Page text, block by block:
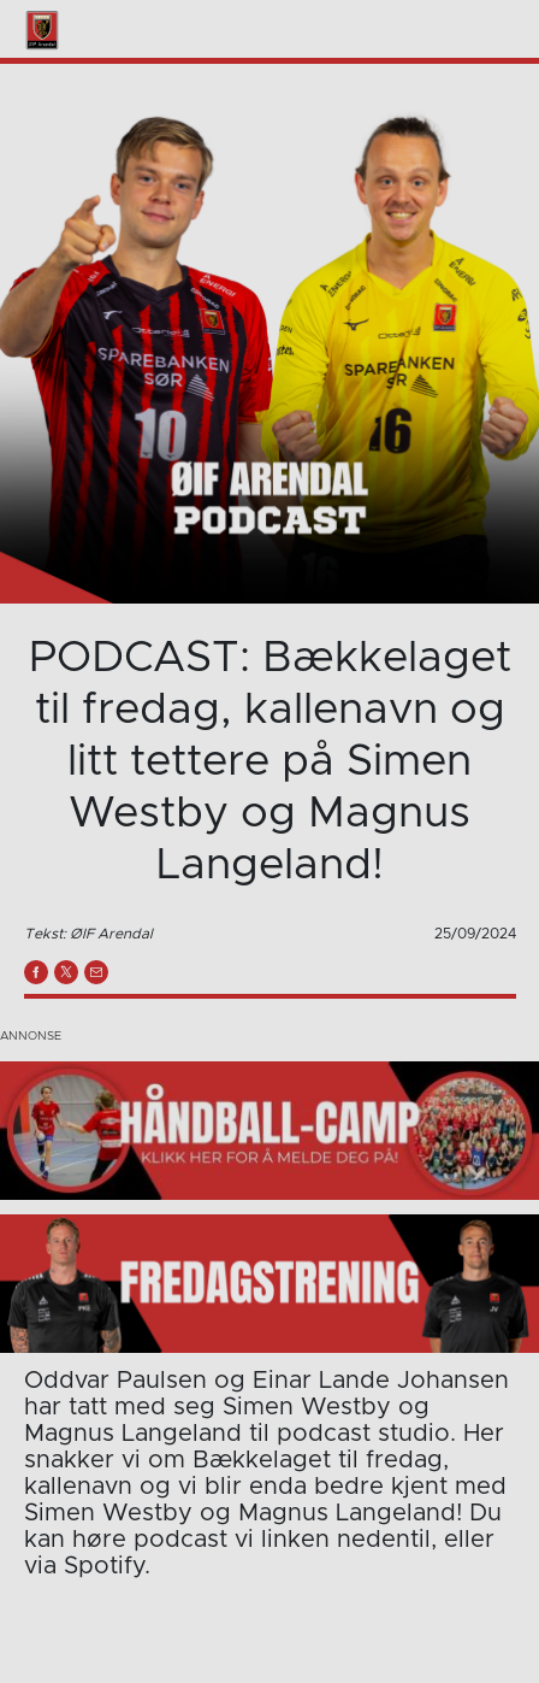
PODCAST: Bækkelaget
til fredag, kallenavn og
litt tettere på Simen
Westby og Magnus
Langeland!
Tekst: ØIF Arendal 25/09/2024
Oddvar Paulsen og Einar Lande Johansen
har tatt med seg Simen Westby og
Magnus Langeland til podcast studio. Her
snakker vi om Bækkelaget til fredag,
kallenavn og vi blir enda bedre kjent med
Simen Westby og Magnus Langeland! Du
kan høre podcast vi linken nedentil, eller
via Spotify.